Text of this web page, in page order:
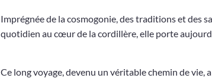
Imprégnée de la cosmogonie, des traditions et des
quotidien au cœur de la cordillère, elle porte
Ce long voyage, devenu un véritable chemin de